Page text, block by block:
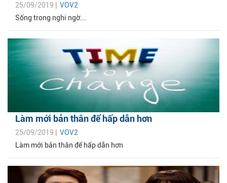
25/09/2019 | VOV2
Sống trong nghi ngờ...
Làm mới bản thân để hấp dẫn hơn
25/09/2019 | VOV2
Làm mới bản thân để hấp dẫn hơn